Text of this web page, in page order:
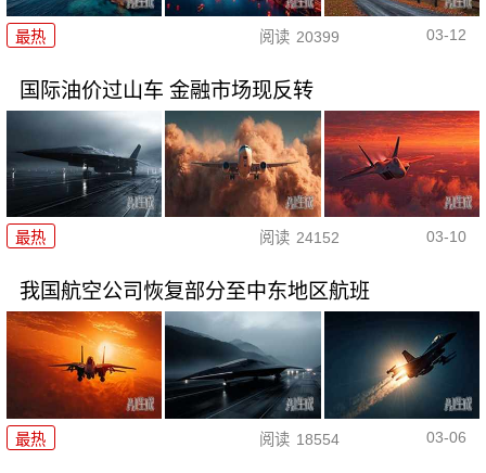
最热 阅读 20399 03-12
国际油价过山车 金融市场现反转
最热 阅读 24152 03-10
我国航空公司恢复部分至中东地区航班
最热 阅读 18554 03-06